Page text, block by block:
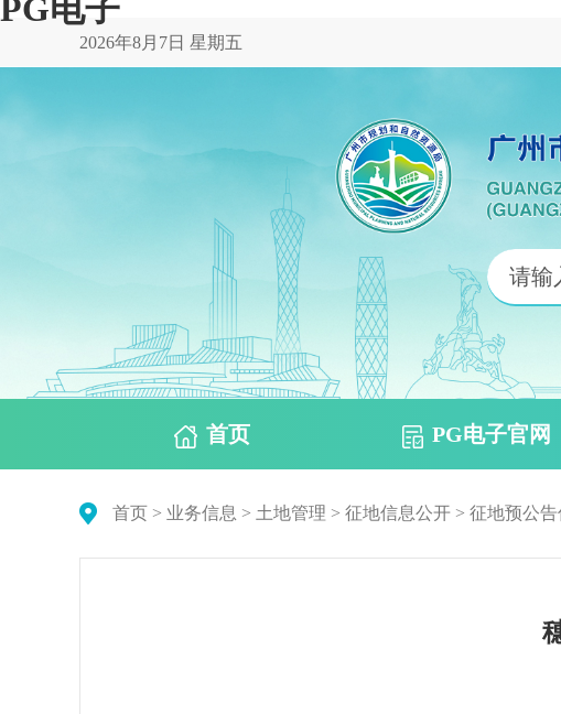
PG电子
2026年8月7日 星期五
首页 PG电子官网
首页 > 业务信息 > 土地管理 > 征地信息公开 > 征地预公告